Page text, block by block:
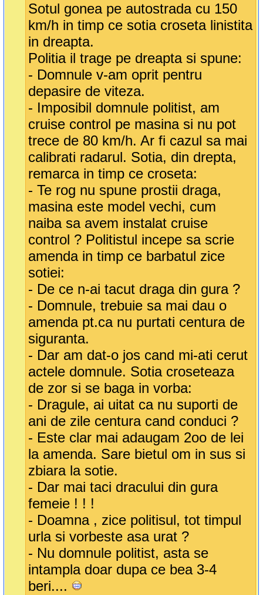
Sotul gonea pe autostrada cu 150
km/h in timp ce sotia croseta linistita
in dreapta.
Politia il trage pe dreapta si spune:
- Domnule v-am oprit pentru
depasire de viteza.
- Imposibil domnule politist, am
cruise control pe masina si nu pot
trece de 80 km/h. Ar fi cazul sa mai
calibrati radarul. Sotia, din drepta,
remarca in timp ce croseta:
- Te rog nu spune prostii draga,
masina este model vechi, cum
naiba sa avem instalat cruise
control ? Politistul incepe sa scrie
amenda in timp ce barbatul zice
sotiei:
- De ce n-ai tacut draga din gura ?
- Domnule, trebuie sa mai dau o
amenda pt.ca nu purtati centura de
siguranta.
- Dar am dat-o jos cand mi-ati cerut
actele domnule. Sotia croseteaza
de zor si se baga in vorba:
- Dragule, ai uitat ca nu suporti de
ani de zile centura cand conduci ?
- Este clar mai adaugam 2oo de lei
la amenda. Sare bietul om in sus si
zbiara la sotie.
- Dar mai taci dracului din gura
femeie ! ! !
- Doamna , zice politisul, tot timpul
urla si vorbeste asa urat ?
- Nu domnule politist, asta se
intampla doar dupa ce bea 3-4
beri....